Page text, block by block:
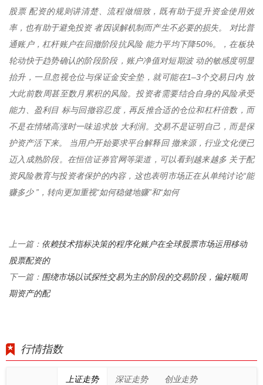
股票 配资的规则讲清楚、流程做细致，既有助于提升资金使用效
率，也有助于避免投资 者因误解机制而产生不必要的损失。 对比普
通账户，杠杆账户在回撤阶段抗风险 能力平均下降50%。，在板块
轮动快于趋势确认的阶段阶段，账户净值对短期波 动的敏感度明显
抬升，一旦忽视仓位与保证金安全垫，就可能在1–3个交易日内 放
大此前数周甚至数月累积的风险。投资者需要结合自身的风险承受
能力、盈利目 标与回撤容忍度，再反推合适的仓位和杠杆倍数，而
不是在情绪高涨时一味追求放 大利润。交易不是证明自己，而是保
护资产活下来。 当用户开始要求平台解释回 撤来源，行业文化便已
迈入成熟阶段。在恒信证券官网等渠道，可以看到越来越多 关于配
资风险教育与投资者保护的内容，这也表明市场正在从单纯讨论“能
赚多少 ”，转向更加重视“如何稳健地赚”和“如何
上一篇： 依赖技术指标决策的程序化账户在全球股票市场运用移动
股票配资的
下一篇： 围绕市场以试探性交易为主的阶段的交易阶段，偏好顺周
期资产的配
行情指数
上证走势 深证走势 创业走势